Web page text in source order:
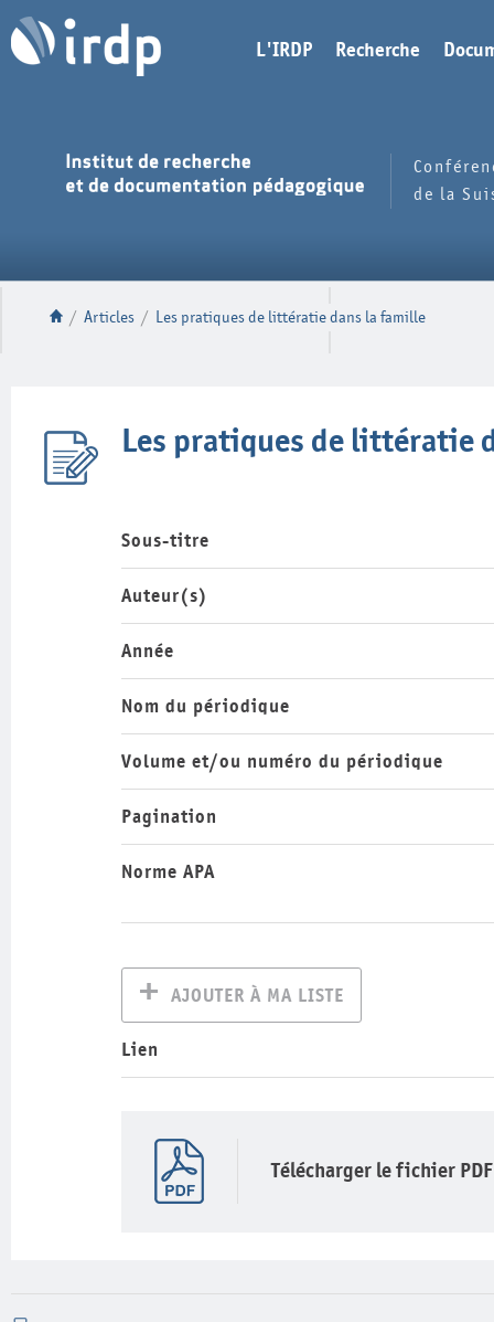
L'IRDP Recherche
de la
/ Articles / Les pratiques de littératie dans la famille
Les pratiques de littératie
Sous-titre
Auteur(s)
Année
Nom du périodique
Volume et/ou numéro du périodique
Pagination
Norme APA
AJOUTER À MA LISTE
Lien
Télécharger le fichier PDF